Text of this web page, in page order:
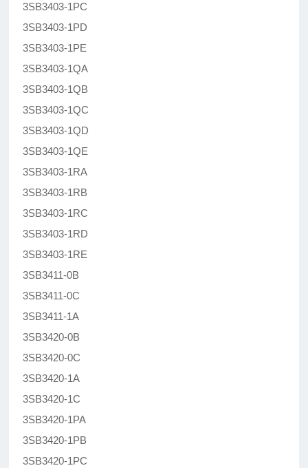
3SB3403-1PC
3SB3403-1PD
3SB3403-1PE
3SB3403-1QA
3SB3403-1QB
3SB3403-1QC
3SB3403-1QD
3SB3403-1QE
3SB3403-1RA
3SB3403-1RB
3SB3403-1RC
3SB3403-1RD
3SB3403-1RE
3SB3411-0B
3SB3411-0C
3SB3411-1A
3SB3420-0B
3SB3420-0C
3SB3420-1A
3SB3420-1C
3SB3420-1PA
3SB3420-1PB
3SB3420-1PC